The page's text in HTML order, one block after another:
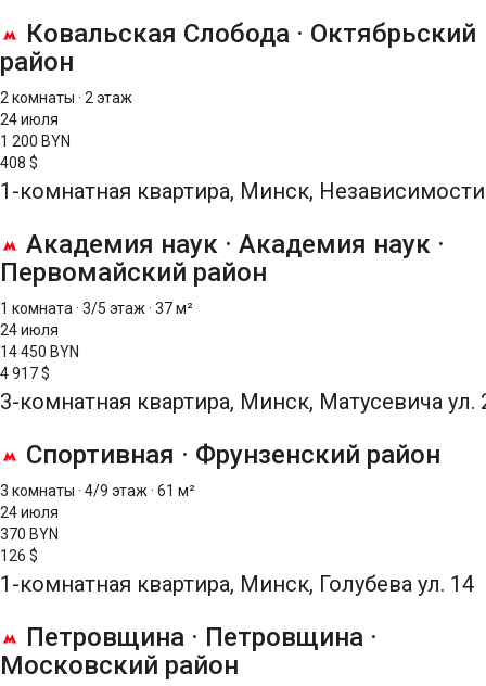
Ковальская Слобода · Октябрьский
район
2 комнаты · 2 этаж
24 июля
1 200 BYN
408 $
1-комнатная квартира, Минск,
Академия наук · Академия наук ·
Первомайский район
1 комната · 3/5 этаж · 37 м²
24 июля
14 450 BYN
4 917 $
3-комнатная квартира, Минск, Матусевича ул.
Спортивная · Фрунзенский район
3 комнаты · 4/9 этаж · 61 м²
24 июля
370 BYN
126 $
1-комнатная квартира, Минск, Голубева ул. 14
Петровщина · Петровщина ·
Московский район